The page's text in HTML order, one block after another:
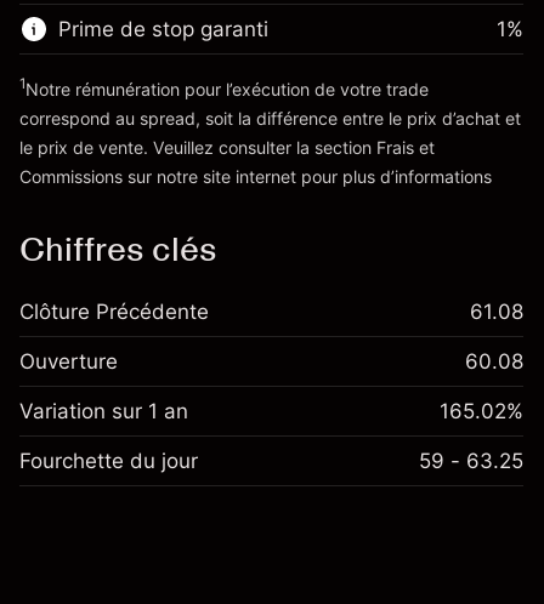
Vers la plateforme
Valeur nominale avec effet de levier
Vers la plateforme
Prime de stop garanti
'Tarifs et Frais
1%
1Notre rémunération pour l’exécution de votre trade
correspond au spread, soit la différence entre le prix d’achat et
le prix de vente. Veuillez consulter la section Frais et
Commissions sur notre site internet pour plus d’informations
Chiffres clés
Clôture Précédente 61.08
Ouverture 60.08
Variation sur 1 an 165.02%
Fourchette du jour 59 - 63.25